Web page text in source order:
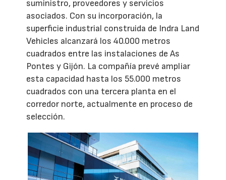
suministro, proveedores y servicios
asociados. Con su incorporación, la
superficie industrial construida de Indra Land
Vehicles alcanzará los 40.000 metros
cuadrados entre las instalaciones de As
Pontes y Gijón. La compañía prevé ampliar
esta capacidad hasta los 55.000 metros
cuadrados con una tercera planta en el
corredor norte, actualmente en proceso de
selección.